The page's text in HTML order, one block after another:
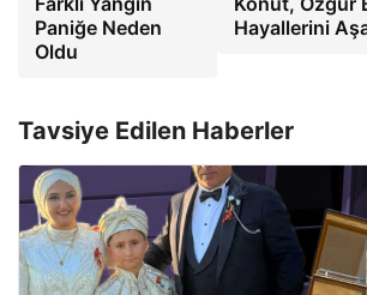
Paniğe Neden
Oldu
Hayallerini
Tavsiye Edilen Haberler